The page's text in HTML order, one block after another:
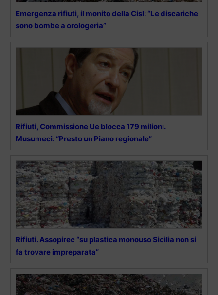
Emergenza rifiuti, il monito della Cisl: “Le discariche
sono bombe a orologeria”
Rifiuti, Commissione Ue blocca 179 milioni.
Musumeci: “Presto un Piano regionale”
Rifiuti. Assopirec “su plastica monouso Sicilia non si
fa trovare impreparata”